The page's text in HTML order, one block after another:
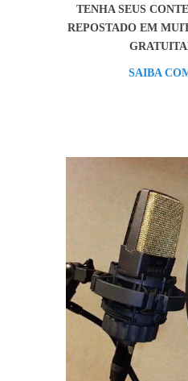
TENHA SEUS
REPOSTADO EM
SAIBA